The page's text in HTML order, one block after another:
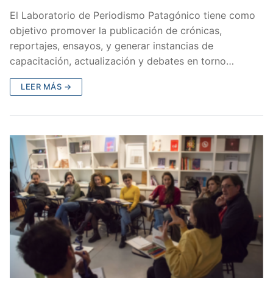
El Laboratorio de Periodismo Patagónico tiene como
objetivo promover la publicación de crónicas,
reportajes, ensayos, y generar instancias de
capacitación, actualización y debates en torno…
LEER MÁS →